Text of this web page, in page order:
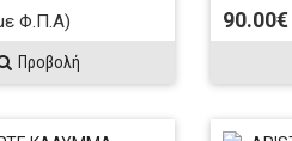
Φ.Π.Α)
Προβολή
90.00€